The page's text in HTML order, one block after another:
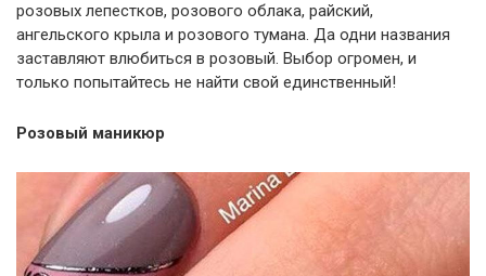
розовых лепестков, розового облака, райский,
ангельского крыла и розового тумана. Да одни названия
заставляют влюбиться в розовый. Выбор огромен, и
только попытайтесь не найти свой единственный!
Розовый маникюр